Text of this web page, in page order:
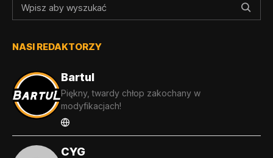
NASI REDAKTORZY
Bartul
Piękny, twardy chłop zakochany w
modyfikacjach!
CYG